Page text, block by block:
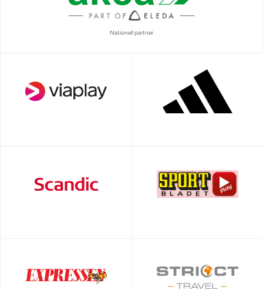
Nationell partner